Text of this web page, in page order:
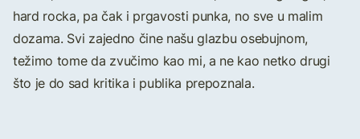
hard rocka, pa čak i prgavosti punka, no sve u malim
dozama. Svi zajedno čine našu glazbu osebujnom,
težimo tome da zvučimo kao mi, a ne kao netko drugi
što je do sad kritika i publika prepoznala.